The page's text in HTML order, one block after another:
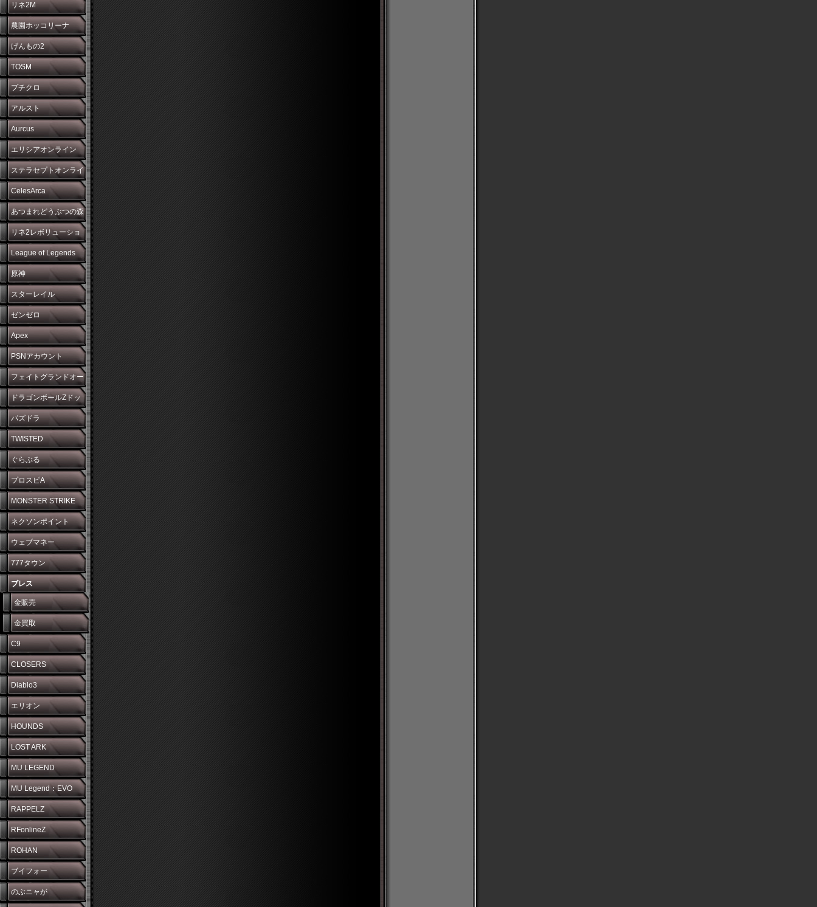
リネ2M
農園ホッコリーナ
げんもの2
TOSM
プチクロ
アルスト
Aurcus
エリシアオンライン
ステラセプトオンライ
ン
CelesArca
あつまれどうぶつの森
リネ2レボリューショ
ン
League of Legends
原神
スターレイル
ゼンゼロ
Apex
PSNアカウント
フェイトグランドオー
ダー
ドラゴンボールZドッ
カンバトル
パズドラ
TWISTED
WONDERLAND
ぐらぶる
プロスピA
MONSTER STRIKE
ネクソンポイント
ウェブマネー
777タウン
ブレス
金販売
金買取
C9
CLOSERS
Diablo3
エリオン
HOUNDS
LOST ARK
MU LEGEND
MU Legend：EVO
RAPPELZ
RFonlineZ
ROHAN
ブイフォー
のぶニャが